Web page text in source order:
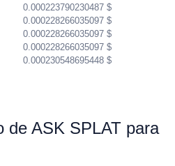
0.000223790230487 $
0.000228266035097 $
0.000228266035097 $
0.000228266035097 $
0.000230548695448 $
de ASK SPLAT para